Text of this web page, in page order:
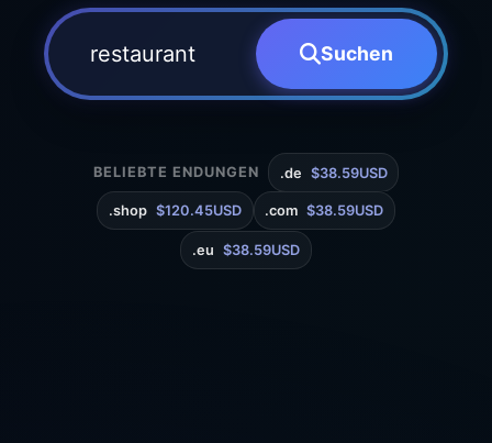
Suchen
BELIEBTE ENDUNGEN .de $38.59USD
.shop $120.45USD .com $38.59USD
.eu $38.59USD